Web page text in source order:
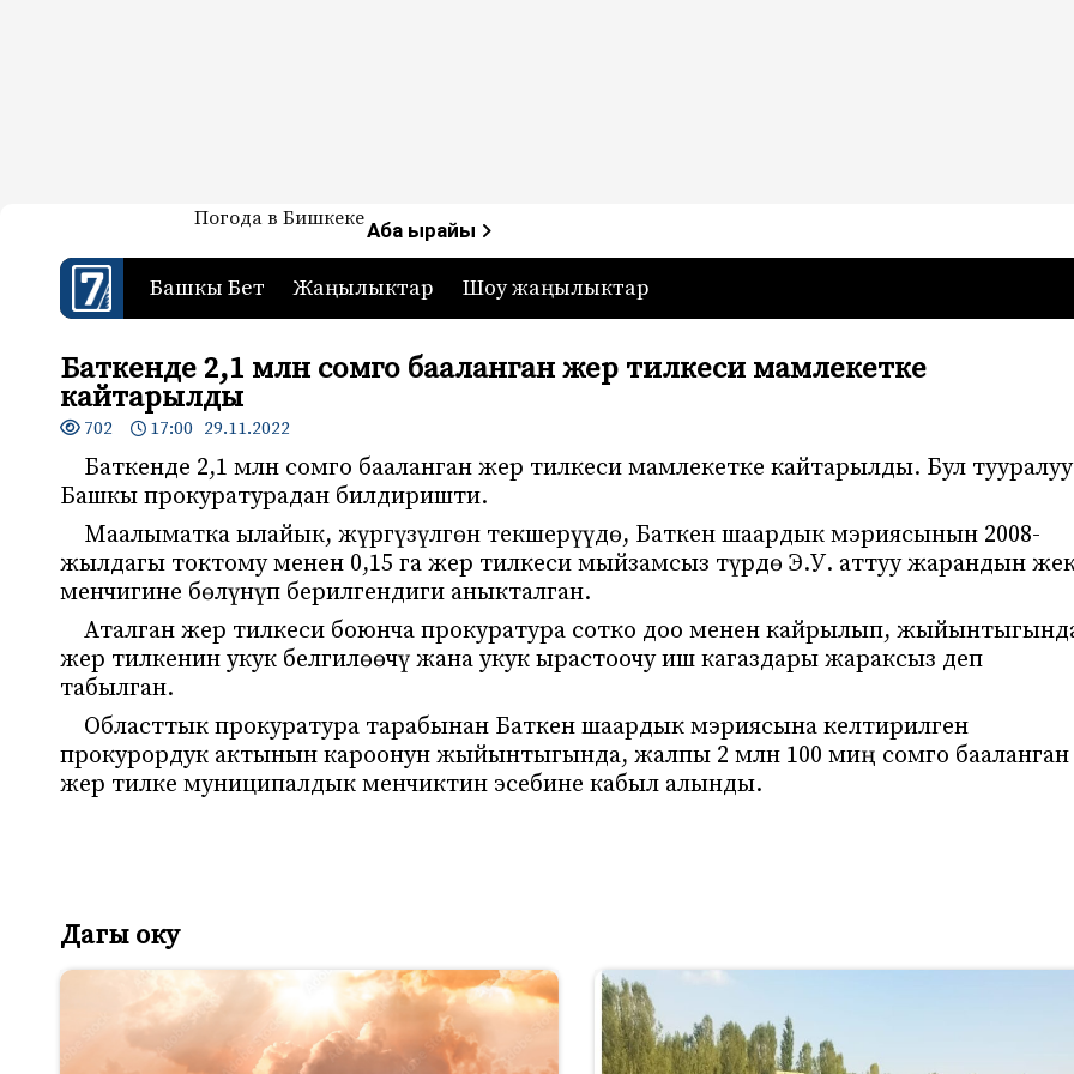
7-канал. Жаңылыктар — Кыргызстан
Жаңылыктар — Кыргызстан
Погода в БишкекеАба ырайы
Башкы Бет Жаңылыктар Шоу жаңылыктар
Баткенде 2,1 млн сомго бааланган жер тилкеси мамлекетке
кайтарылды
702 17:00 29.11.2022
Баткенде 2,1 млн сомго бааланган жер тилкеси мамлекетке кайтарылды. Бул тууралуу
Башкы прокуратурадан билдиришти.
Маалыматка ылайык, жүргүзүлгөн текшерүүдө, Баткен шаардык мэриясынын 2008-
жылдагы токтому менен 0,15 га жер тилкеси мыйзамсыз түрдө Э.У. аттуу жарандын
менчигине бөлүнүп берилгендиги аныкталган.
Аталган жер тилкеси боюнча прокуратура сотко доо менен кайрылып,
жер тилкенин укук белгилөөчү жана укук ырастоочу иш кагаздары жараксыз деп
табылган.
Областтык прокуратура тарабынан Баткен шаардык мэриясына келтирилген
прокурордук актынын кароонун жыйынтыгында, жалпы 2 млн 100 миң сомго бааланган
жер тилке муниципалдык менчиктин эсебине кабыл алынды.
Дагы оку